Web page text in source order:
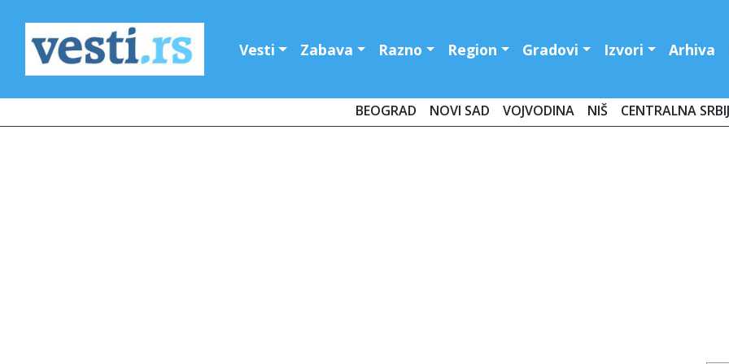
Vesti Zabava Razno Region Gradovi Izvori Arhiva
BEOGRAD NOVI SAD VOJVODINA NIŠ CENTRALNA